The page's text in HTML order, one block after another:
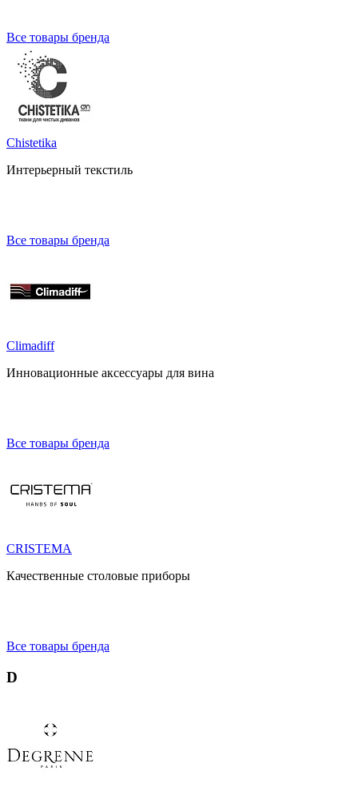
Все товары бренда
Chistetika
Интерьерный текстиль
Все товары бренда
Climadiff
Инновационные аксессуары для вина
Все товары бренда
CRISTEMA
Качественные столовые приборы
Все товары бренда
D